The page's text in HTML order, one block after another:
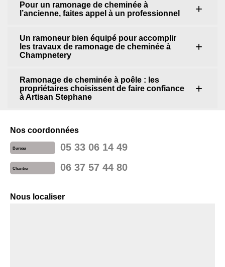
Pour un ramonage de cheminée à
l’ancienne, faites appel à un professionnel
Un ramoneur bien équipé pour accomplir
les travaux de ramonage de cheminée à
Champnetery
Ramonage de cheminée à poêle : les
propriétaires choisissent de faire confiance
à Artisan Stephane
Nos coordonnées
Bureau 05 33 06 14 49
Chantier 06 37 57 44 80
Nous localiser